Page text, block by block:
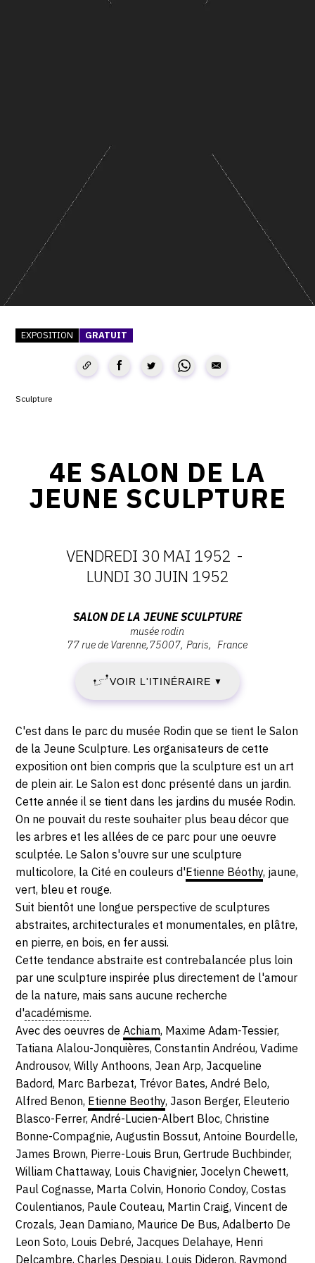
PUBLIER SES EXPOSITIONS
DEVENIR CONTRIBUTEUR
À PROPOS D'OAM
CGU
INSTAGRAM
FACEBOOK
EXPOSITION GRATUIT
Sculpture
4E SALON DE LA
JEUNE SCULPTURE
DATES
:
VENDREDI
30
MAI
1952
-
LUNDI
30
JUIN
1952
VENDREDI 30 MAI 1952 -
LUNDI 30 JUIN 1952
sculpture,
Musée
Rodin,
75007
Paris
SALON DE LA JEUNE SCULPTURE
musée rodin
77 rue de Varenne 75007 Paris France
VOIR L'ITINÉRAIRE ▼
Description,
horaires...
C'est dans le parc du musée Rodin que se tient le Salon
de la Jeune Sculpture. Les organisateurs de cette
exposition ont bien compris que la sculpture est un art
de plein air. Le Salon est donc présenté dans un jardin.
Cette année il se tient dans les jardins du musée Rodin.
On ne pouvait du reste souhaiter plus beau décor que
les arbres et les allées de ce parc pour une oeuvre
sculptée. Le Salon s'ouvre sur une sculpture
multicolore, la Cité en couleurs d'Etienne Béothy, jaune,
vert, bleu et rouge.
Suit bientôt une longue perspective de sculptures
abstraites, architecturales et monumentales, en plâtre,
en pierre, en bois, en fer aussi.
Cette tendance abstraite est contrebalancée plus loin
par une sculpture inspirée plus directement de l'amour
de la nature, mais sans aucune recherche
d'académisme.
Avec des oeuvres deAchiam, Maxime Adam-Tessier,
Tatiana Alalou-Jonquières, Constantin Andréou, Vadime
Androusov, Willy Anthoons, Jean Arp, Jacqueline
Badord, Marc Barbezat, Trévor Bates, André Belo,
Alfred Benon, Etienne Beothy, Jason Berger, Eleuterio
Blasco-Ferrer, André-Lucien-Albert Bloc, Christine
Bonne-Compagnie, Augustin Bossut, Antoine Bourdelle,
James Brown, Pierre-Louis Brun, Gertrude Buchbinder,
William Chattaway, Louis Chavignier, Jocelyn Chewett,
Paul Cognasse, Marta Colvin, Honorio Condoy, Costas
Coulentianos, Paule Couteau, Martin Craig, Vincent de
Crozals, Jean Damiano, Maurice De Bus, Adalberto De
Leon Soto, Louis Debré, Jacques Delahaye, Henri
Delcambre, Charles Despiau, Louis Dideron, Raymond